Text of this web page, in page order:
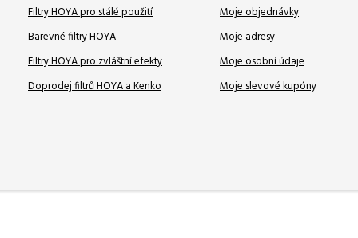
Filtry HOYA pro stálé použití
Barevné filtry HOYA
Filtry HOYA pro zvláštní efekty
Doprodej filtrů HOYA a Kenko
Moje objednávky
Moje adresy
Moje osobní údaje
Moje slevové kupóny